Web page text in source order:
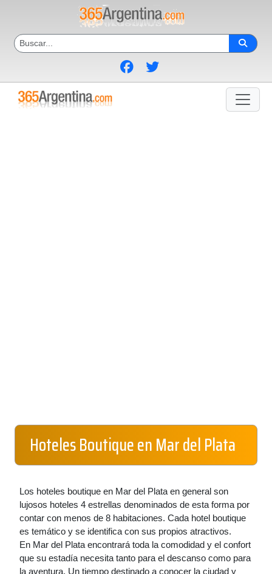
Hoteles Boutique en Mar del Plata
Los hoteles boutique en Mar del Plata en general son
lujosos hoteles 4 estrellas denominados de esta forma por
contar con menos de 8 habitaciones. Cada hotel boutique
es temático y se identifica con sus propios atractivos.
En Mar del Plata encontrará toda la comodidad y el confort
que su estadía necesita tanto para el descanso como para
la aventura. Un tiempo destinado a conocer la ciudad y